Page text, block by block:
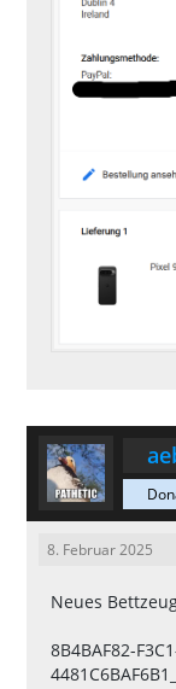
8. Februar 2025
Neues
8B4BAF82-